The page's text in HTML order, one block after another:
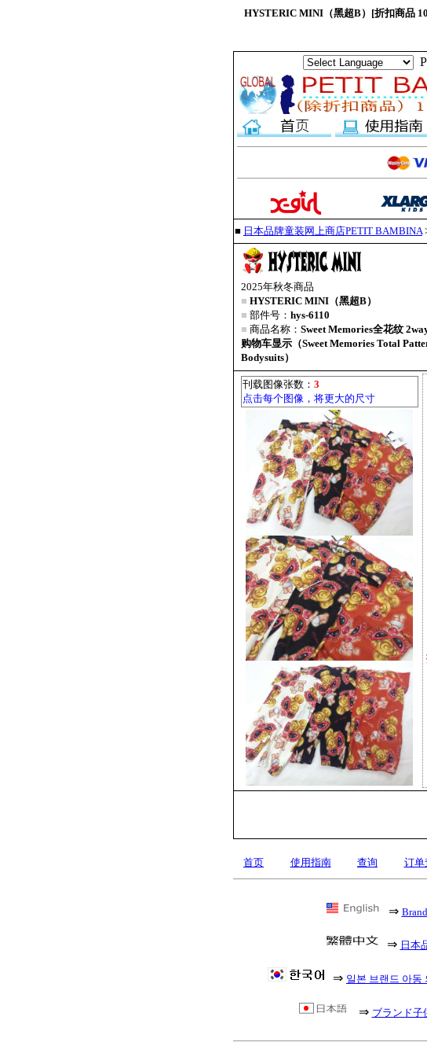
HYSTERIC MINI（黑超B）[折扣商品
■ 日本品牌童装网上商店PETIT BAMBINA
2025年秋冬商品
■ HYSTERIC MINI（黑超B）
■ 部件号： hys-6110
■ 商品名称： Sweet Memories全花纹
购物车显示（Sweet Memories Total
Bodysuits）
刊载图像张数： 3
点击每个图像，将更大的尺寸
首页 使用指南 查询 订单
⇒
⇒ 日本
⇒ 일본 브랜드 아동
⇒ ブランド子